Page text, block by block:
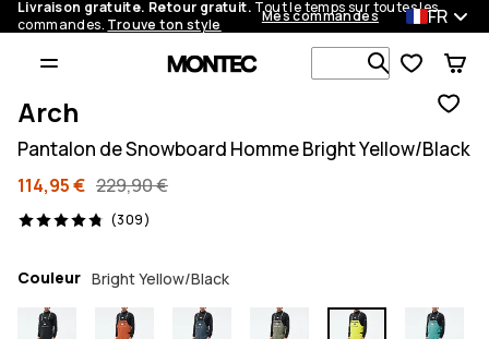
Livraison gratuite. Retour gratuit. Tout le temps sur toutes les
commandes. Trouve ton style Mes commandes FR
Recherche
Arch
Pantalon de Snowboard Homme Bright Yellow/Black
114,95 € 229,90 €
(309)
309 avis, 4.8/5
Couleur Bright Yellow/Black